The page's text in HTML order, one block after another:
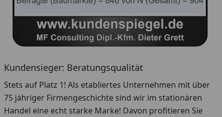
Kundensieger: Beratungsqualität
Stets auf Platz 1! Als etabliertes Unternehmen mit über
75 jähriger Firmengeschichte sind wir im stationären
Handel eine echt starke Marke! Davon profitieren Sie